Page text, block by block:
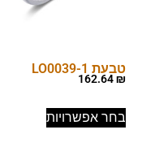
טבעת LO0039-1
162.64₪
בחר אפשרויות